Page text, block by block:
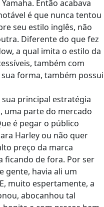
Então acabava
é que nunca tentou
seu estilo inglês, não
Diferente do que fez
a qual imita o estilo da
também com
forma, também possui
principal estratégia
uma parte do mercado
é pegar o público
Harley ou não quer
preço da marca
ficando de fora. Por ser
gente, havia ali um
muito espertamente, a
abocanhou tal